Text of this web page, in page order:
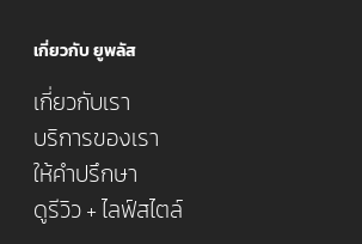
เกี่ยวกับ ยูพลัส
เกี่ยวกับเรา
บริการของเรา
ให้คำปรึกษา
ดูรีวิว + ไลฟ์สไตล์